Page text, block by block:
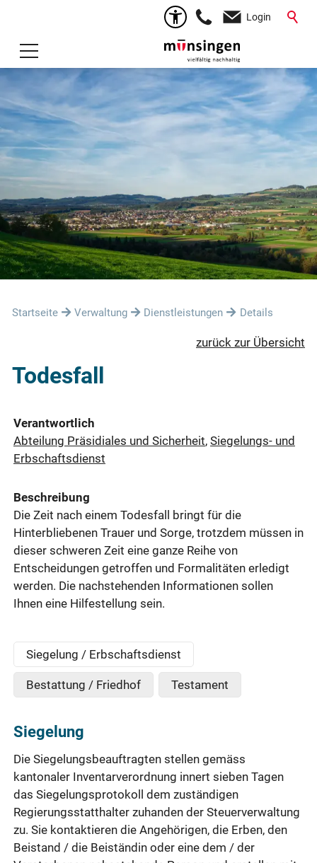
Login
Startseite Verwaltung Dienstleistungen Details
zurück zur Übersicht
Todesfall
Verantwortlich
Abteilung Präsidiales und Sicherheit, Siegelungs- und
Erbschaftsdienst
Beschreibung
Die Zeit nach einem Todesfall bringt für die
Hinterbliebenen Trauer und Sorge, trotzdem müssen in
dieser schweren Zeit eine ganze Reihe von
Entscheidungen getroffen und Formalitäten erledigt
werden. Die nachstehenden Informationen sollen
Ihnen eine Hilfestellung sein.
Siegelung / Erbschaftsdienst
Bestattung / Friedhof Testament
Siegelung
Die Siegelungsbeauftragten stellen gemäss
kantonaler Inventarverordnung innert sieben Tagen
das Siegelungsprotokoll dem zuständigen
Regierungsstatthalter zuhanden der Steuerverwaltung
zu. Sie kontaktieren die Angehörigen, die Erben, den
Beistand / die Beiständin oder eine dem / der